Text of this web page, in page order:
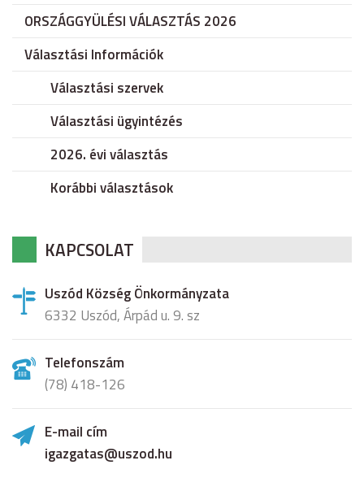
ORSZÁGGYÜLÉSI VÁLASZTÁS 2026
Választási Információk
Választási szervek
Választási ügyintézés
2026. évi választás
Korábbi választások
KAPCSOLAT
Uszód Község Önkormányzata
6332 Uszód, Árpád u. 9. sz
Telefonszám
(78) 418-126
E-mail cím
igazgatas@uszod.hu